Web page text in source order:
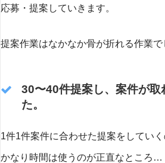
応募・提案していきます。
提案作業はなかなか骨が折れる作業で
30〜40件提案し、案件が取
た。
1件1件案件に合わせた提案をしてい
かなり時間は使うのが正直なところ…